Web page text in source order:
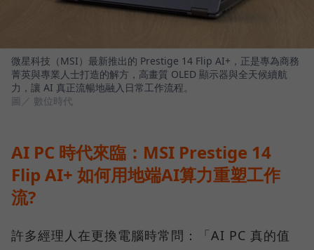
微星科技（MSI）最新推出的 Prestige 14 Flip AI+，正是專為商務
菁英與專業人士打造的解方，高畫質 OLED 顯示器與全天候續航
力，讓 AI 真正流暢地融入日常工作流程。
圖／ 數位時代
AI PC 時代來臨：MSI Prestige 14
Flip AI+ 如何用地端AI算力重塑工作
流?
許多經理人在更換電腦時常問：「AI PC 真的值